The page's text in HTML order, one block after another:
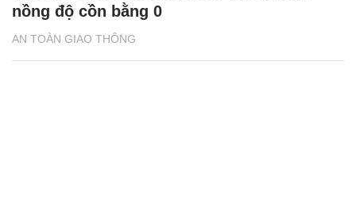
AN TOÀN GIAO THÔNG
nồng độ cồn bằng 0